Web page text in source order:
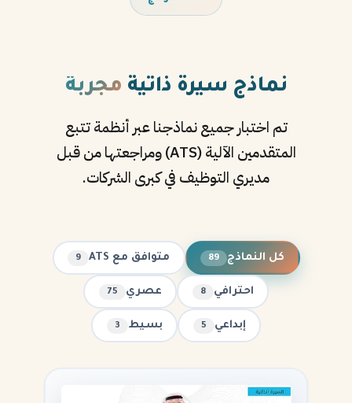
نماذج سيرة ذاتية مجربة
تم اختبار جميع نماذجنا عبر أنظمة تتبع
المتقدمين الآلية (ATS) ومراجعتها من قبل
مديري التوظيف في كبرى الشركات.
كل النماذج 89 متوافق مع ATS 9
احترافي 8 عصري 75
إبداعي 5 بسيط 3